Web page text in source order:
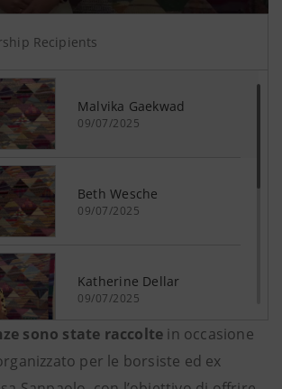
sono state raccolte in occasione
per le borsiste ed ex